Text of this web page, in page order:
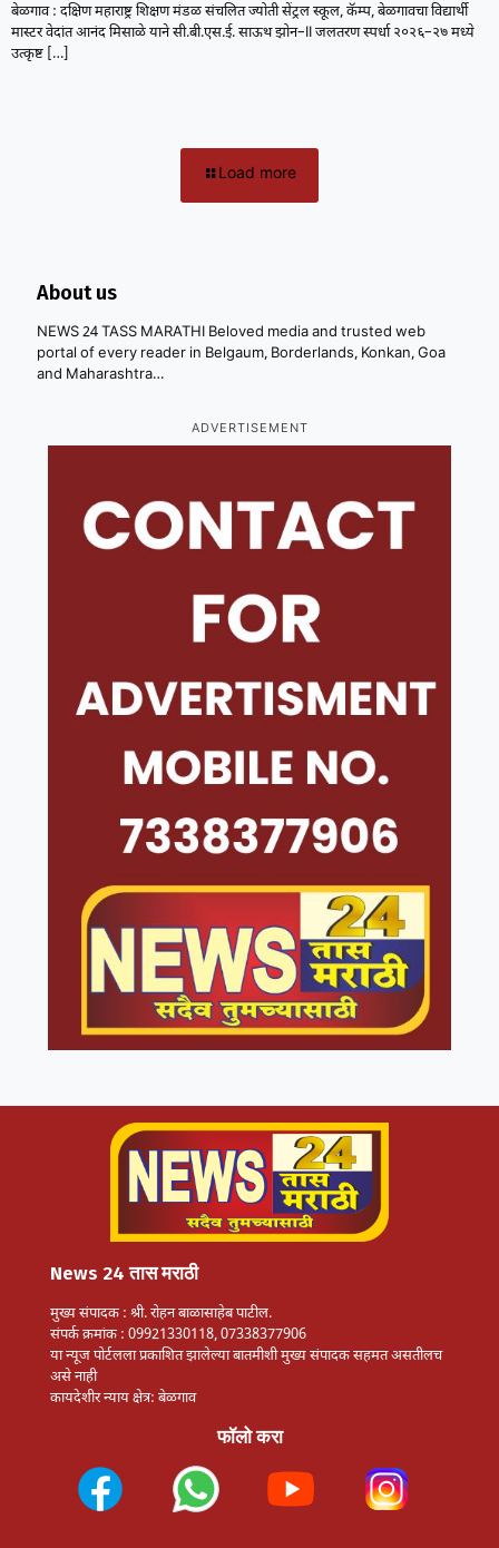
बेळगाव : दक्षिण महाराष्ट्र शिक्षण मंडळ संचलित ज्योती सेंट्रल स्कूल, कॅम्प, बेळगावचा विद्यार्थी
मास्टर वेदांत आनंद मिसाळे याने सी.बी.एस.ई. साऊथ झोन–II जलतरण स्पर्धा २०२६–२७ मध्ये
उत्कृष्ट […]
Load more
About us
NEWS 24 TASS MARATHI Beloved media and trusted web
portal of every reader in Belgaum, Borderlands, Konkan, Goa
and Maharashtra…
ADVERTISEMENT
News 24 तास मराठी
मुख्य संपादक : श्री. रोहन बाळासाहेब पाटील.
संपर्क क्रमांक : 09921330118, 07338377906
या न्यूज पोर्टलला प्रकाशित झालेल्या बातमीशी मुख्य संपादक सहमत असतीलच
असे नाही
कायदेशीर न्याय क्षेत्र: बेळगाव
फॉलो करा